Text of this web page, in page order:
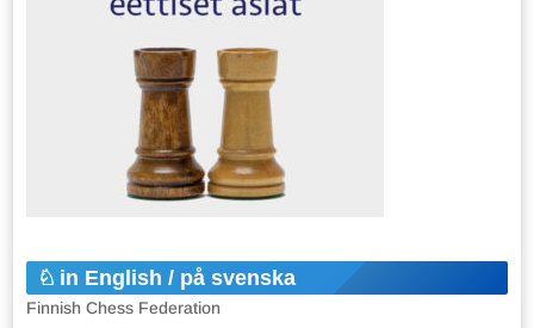
in English / på svenska
Finnish Chess Federation